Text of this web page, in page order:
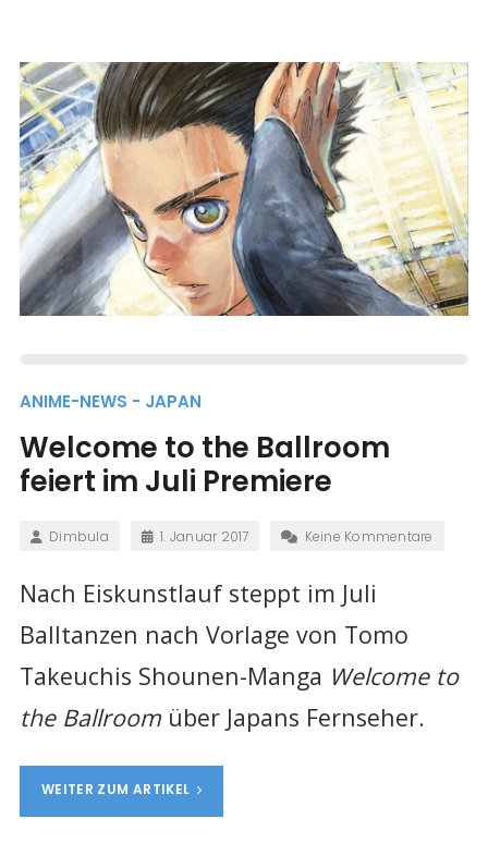
ANIME-NEWS - JAPAN
Welcome to the Ballroom
feiert im Juli Premiere
Dimbula 1. Januar 2017 Keine Kommentare
Nach Eiskunstlauf steppt im Juli
Balltanzen nach Vorlage von Tomo
Takeuchis Shounen-Manga Welcome to
the Ballroom über Japans Fernseher.
WEITER ZUM ARTIKEL